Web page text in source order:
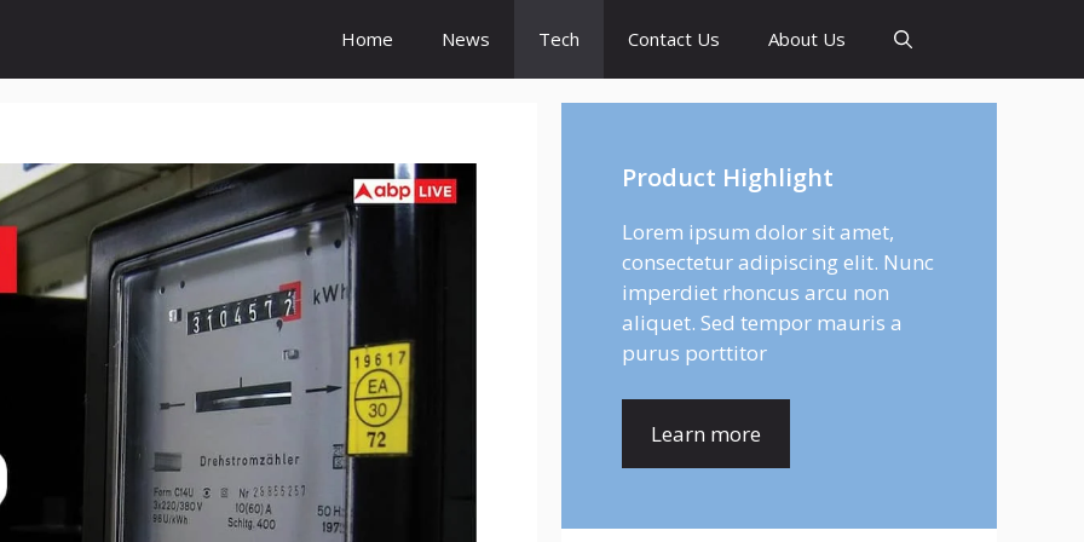
Home News Tech Contact Us About Us
Product Highlight
Lorem ipsum dolor sit amet,
consectetur adipiscing elit. Nunc
imperdiet rhoncus arcu non
aliquet. Sed tempor mauris a
purus porttitor
Learn more